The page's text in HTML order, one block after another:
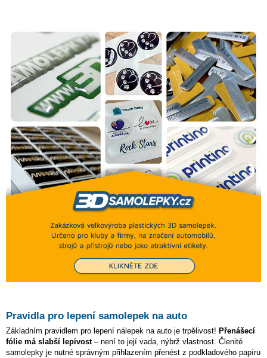
Pravidla pro lepení samolepek na auto
Základním pravidlem pro lepení nálepek na auto je trpělivost! Přenášecí
fólie má slabší lepivost– není to její vada, nýbrž vlastnost. Členité
samolepky je nutné správným přihlazením přenést z podkladového papíru